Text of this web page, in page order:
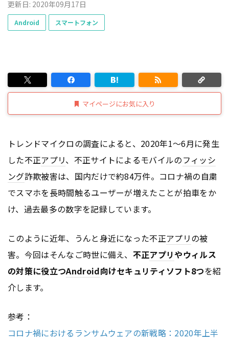
更新日: 2020年09月17日
Android スマートフォン
マイページにお気に入り
トレンドマイクロの調査によると、2020年1～6月に発生
した不正アプリ、不正サイトによるモバイルのフィッシ
ング詐欺被害は、国内だけで約84万件。コロナ禍の自粛
でスマホを長時間触るユーザーが増えたことが拍車をか
け、過去最多の数字を記録しています。
このように近年、うんと身近になった不正アプリの被
害。今回はそんなご時世に備え、 不正アプリやウィルス
の対策に役立つAndroid向けセキュリティソフト8つを紹
介します。
参考：
コロナ禍におけるランサムウェアの新戦略：2020年上半